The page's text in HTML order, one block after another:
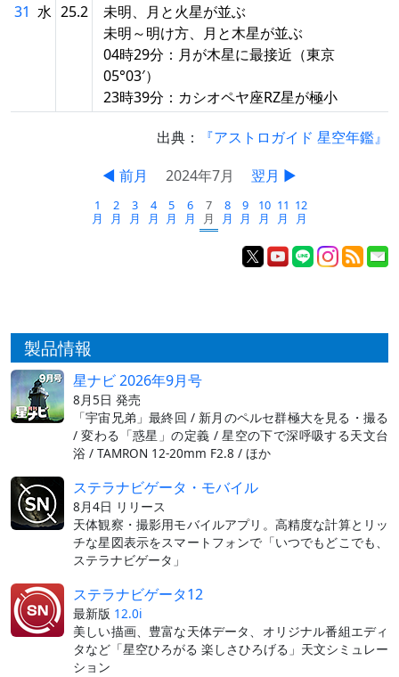
31 水 25.2
未明、月と火星が並ぶ
未明～明け方、月と木星が並ぶ
04時29分：月が木星に最接近（東京
05°03′）
23時39分：カシオペヤ座RZ星が極小
出典：
『アストロガイド 星空年鑑』
◀ 前月
2024年7月 翌月 ▶
1
月
2
月
3
月
4
月
5
月
6
月
7
月
8
月
9
月
10
月
11
月
12
月
製品情報
星ナビ 2026年9月号
8月5日 発売
「宇宙兄弟」最終回 / 新月のペルセ群極大を見る・撮る
/ 変わる「惑星」の定義 / 星空の下で深呼吸する天文台
浴 / TAMRON 12-20mm F2.8 / ほか
ステラナビゲータ・モバイル
8月4日 リリース
天体観察・撮影用モバイルアプリ。高精度な計算とリッ
チな星図表示をスマートフォンで「いつでもどこでも、
ステラナビゲータ」
ステラナビゲータ12
最新版 12.0i
美しい描画、豊富な天体データ、オリジナル番組エディ
タなど「星空ひろがる 楽しさひろげる」天文シミュレー
ション